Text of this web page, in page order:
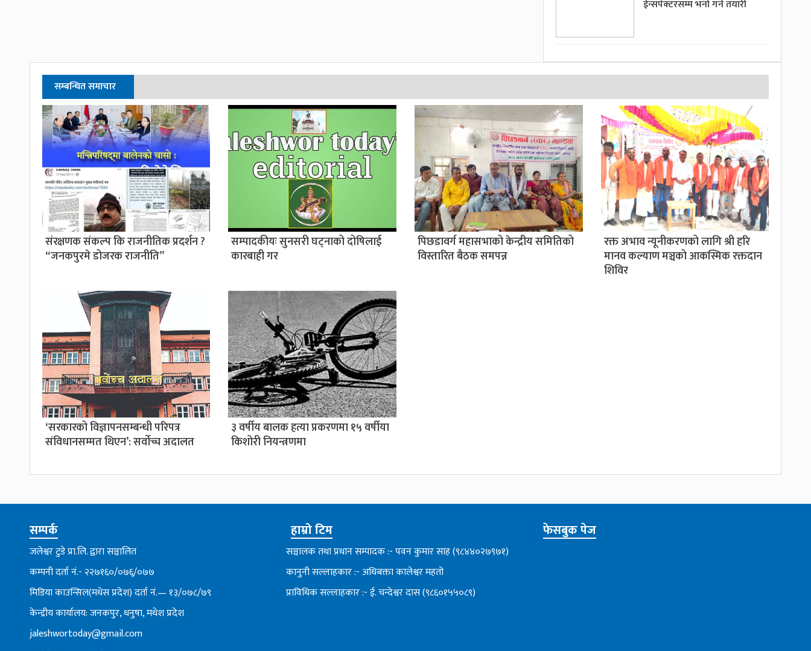
ईन्सपेक्टरसम्म भर्ना गर्ने तयारी
सम्बन्धित समाचार
संरक्षणक संकल्प कि राजनीतिक प्रदर्शन ?
“जनकपुरमे डोजरक राजनीति”
सम्पादकीयः सुनसरी घट्नाको दोषिलाई
कारबाही गर
पिछडावर्ग महासभाको केन्द्रीय समितिको
विस्तारित बैठक समपन्न
रक्त अभाव न्यूनीकरणको लागि श्री हरि
मानव कल्याण मञ्चको आकस्मिक रक्तदान
शिविर
‘सरकारको विज्ञापनसम्बन्धी परिपत्र
संविधानसम्मत थिएन’: सर्वाेच्च अदालत
३ वर्षीय बालक हत्या प्रकरणमा १५ वर्षीया
किशोरी नियन्त्रणमा
सम्पर्क
जलेश्वर टुडे प्रा.लि. द्वारा सञ्चालित
कम्पनी दर्ता नं.- २२७१६०/०७६्/०७७
मिडिया काउन्सिल(मधेस प्रदेश) दर्ता नं.— १३/०७८/७९
केन्द्रीय कार्यालय: जनकपुर, धनुषा, मधेश प्रदेश
jaleshwortoday@gmail.com
हाम्रो टिम
सञ्चालक तथा प्रधान सम्पादक :- पवन कुमार साह (९८४४०२७९७१)
कानुनी सल्लाहकार :- अधिबक्ता कालेश्वर महतो
प्राविधिक सल्लाहकार :- ई. चन्देश्वर दास (९८६०१५५०८९)
फेसबुक पेज